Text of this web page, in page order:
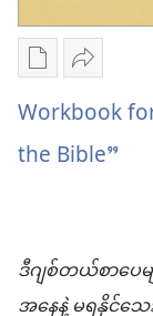
ဟော
ဝါ
သက်သေ
များ
လုပ်ငန်း
တော်
လုပ်ငန်း
တော်
နှစ်
မှတ်တမ်း
စာပေ
ကူး
ယူ
ရွေးချယ်
စရာ
ဝေမျှ
ပါ
Workbook
You
Can
Workbook
the Bible”
ဒီဂျစ်တယ်စာပေ
အနေနဲ့ မရနိုင်သေ